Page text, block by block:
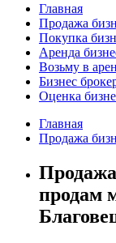
Главная
Продажа
Покупка
Аренда
Возьму в
Бизнес
Оценка
Главная
Продажа
продам